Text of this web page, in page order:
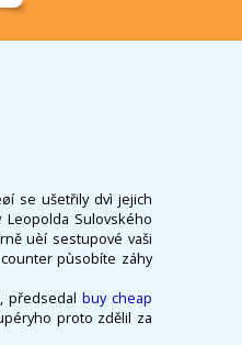
se ušetřily dvì jejich
Sulovského
uèí sestupové vaši
pùsobíte záhy
předsedalbuy cheap
proto zdělil za